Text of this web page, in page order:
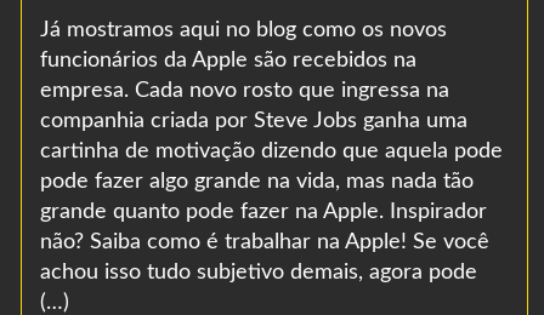
Já mostramos aqui no blog como os novos
funcionários da Apple são recebidos na
empresa. Cada novo rosto que ingressa na
companhia criada por Steve Jobs ganha uma
cartinha de motivação dizendo que aquela pode
pode fazer algo grande na vida, mas nada tão
grande quanto pode fazer na Apple. Inspirador
não? Saiba como é trabalhar na Apple! Se você
achou isso tudo subjetivo demais, agora pode
(…)